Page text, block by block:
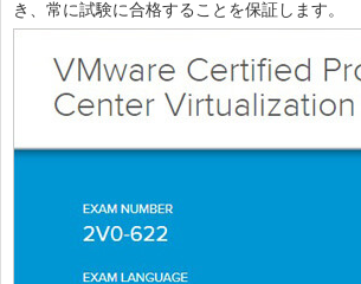
き、常に試験に合格することを保証します。